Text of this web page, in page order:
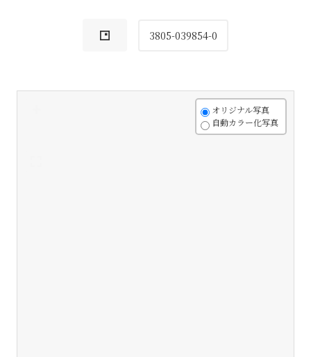
3805-039854-0
オリジナル写真
自動カラー化写真